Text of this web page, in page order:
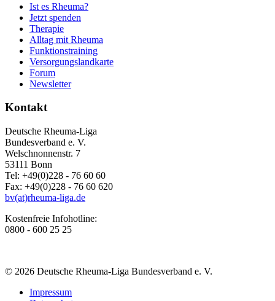
Ist es Rheuma?
Jetzt spenden
Therapie
Alltag mit Rheuma
Funktionstraining
Versorgungslandkarte
Forum
Newsletter
Kontakt
Deutsche Rheuma-Liga
Bundesverband e. V.
Welschnonnenstr. 7
53111 Bonn
Tel: +49(0)228 - 76 60 60
Fax: +49(0)228 - 76 60 620
bv(at)rheuma-liga.de
Kostenfreie Infohotline:
0800 - 600 25 25
© 2026 Deutsche Rheuma-Liga Bundesverband e. V.
Impressum